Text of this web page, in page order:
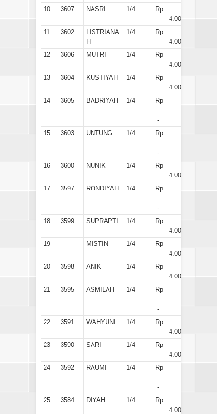
10
3607 NASRI 1/4
Rp
4.000
11
3602
LISTRIANA
H
1/4
Rp
4.000
12
3606 MUTRI 1/4
Rp
4.000
13
3604 KUSTIYAH 1/4
Rp
4.000
14
3605 BADRIYAH 1/4 Rp
-
15
3603 UNTUNG 1/4 Rp
-
16
3600 NUNIK 1/4
Rp
4.000
17
3597 RONDIYAH 1/4 Rp
-
18
3599 SUPRAPTI 1/4
Rp
4.000
19
MISTIN 1/4
Rp
4.000
20
3598 ANIK 1/4
Rp
4.000
21
3595 ASMILAH 1/4 Rp
-
22
3591 WAHYUNI 1/4
Rp
4.000
23
3590 SARI 1/4
Rp
4.000
24
3592 RAUMI 1/4 Rp
-
25
3584 DIYAH 1/4
Rp
4.000